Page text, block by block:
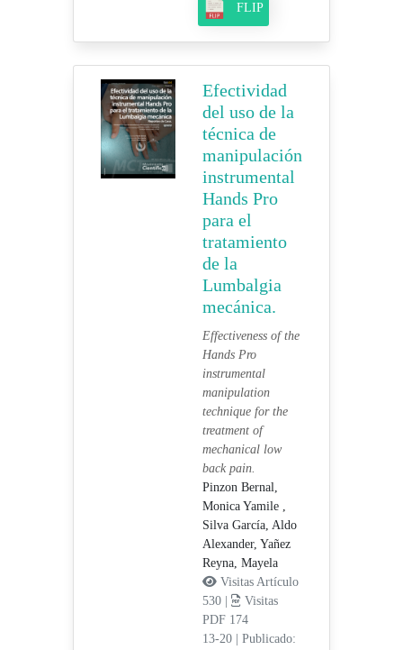
FLIP
Efectividad
del uso de la
técnica de
manipulación
instrumental
Hands Pro
para el
tratamiento
de la
Lumbalgia
mecánica.
Effectiveness of the
Hands Pro
instrumental
manipulation
technique for the
treatment of
mechanical low
back pain.
Pinzon Bernal,
Monica Yamile ,
Silva García, Aldo
Alexander, Yañez
Reyna, Mayela
Visitas Artículo
530 |
Visitas
PDF 174
13-20
Publicado: